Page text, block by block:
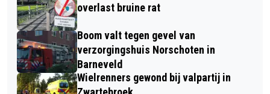
overlast bruine rat
Boom valt tegen gevel van
verzorgingshuis Norschoten in
Barneveld
Wielrenners gewond bij valpartij in